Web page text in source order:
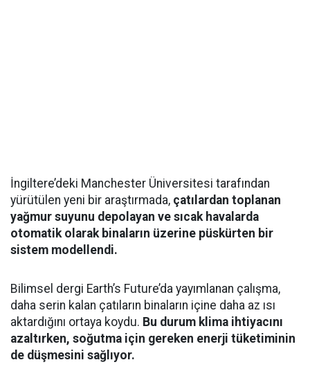
İngiltere’deki Manchester Üniversitesi tarafından
yürütülen yeni bir araştırmada, çatılardan toplanan
yağmur suyunu depolayan ve sıcak havalarda
otomatik olarak binaların üzerine püskürten bir
sistem modellendi.
Bilimsel dergi Earth’s Future’da yayımlanan çalışma,
daha serin kalan çatıların binaların içine daha az ısı
aktardığını ortaya koydu. Bu durum klima ihtiyacını
azaltırken, soğutma için gereken enerji tüketiminin
de düşmesini sağlıyor.